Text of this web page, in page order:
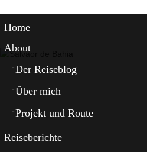
Home
About
Der Reiseblog
Über mich
Projekt und Route
Reiseberichte